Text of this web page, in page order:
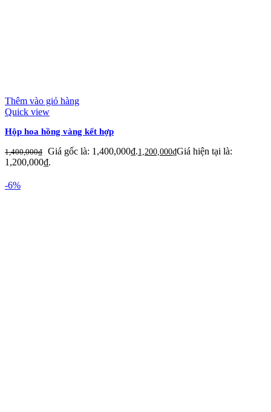
Thêm vào giỏ hàng
Quick view
Hộp hoa hồng vàng kết hợp
1,400,000₫ Giá gốc là: 1,400,000₫.1,200,000₫Giá hiện tại là:
1,200,000₫.
-6%